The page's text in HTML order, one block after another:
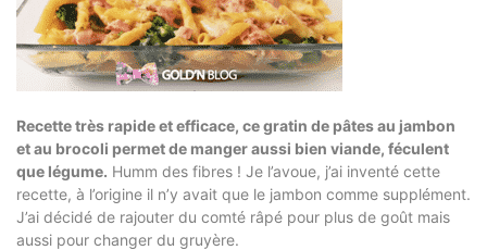
Recette très rapide et efficace, ce gratin de pâtes au jambon
et au brocoli permet de manger aussi bien viande, féculent
que légume. Humm des fibres ! Je l’avoue, j’ai inventé cette
recette, à l’origine il n’y avait que le jambon comme supplément.
J’ai décidé de rajouter du comté râpé pour plus de goût mais
aussi pour changer du gruyère.